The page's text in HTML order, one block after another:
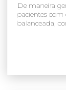
De maneira
pacientes com
balanceada,